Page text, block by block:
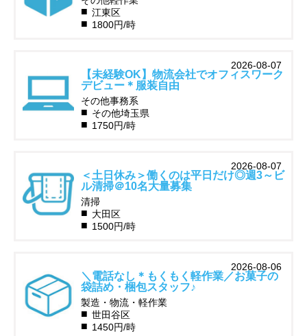
江東区
1800円/時
2026-08-07
【未経験OK】物流会社でオフィスワーク
デビュー＊服装自由
その他事務系
その他埼玉県
1750円/時
2026-08-07
＜土日休み＞働くのは平日だけ◎週3～ビ
ル清掃＠10名大量募集
清掃
大田区
1500円/時
2026-08-06
＼電話なし＊もくもく軽作業／お菓子の
袋詰め・梱包スタッフ♪
製造・物流・軽作業
世田谷区
1450円/時